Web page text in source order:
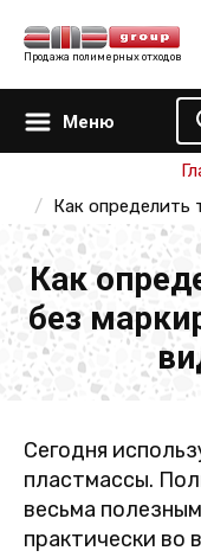
Продажа полимерных отходов
Меню
Как определить тип
Как
без
Сегодня
пластмассы.
весьма
практически во